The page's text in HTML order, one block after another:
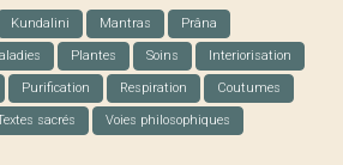
Kundalini Mantras Prâna
Plantes Soins Interiorisation
Purification Respiration Coutumes
sacrés Voies philosophiques